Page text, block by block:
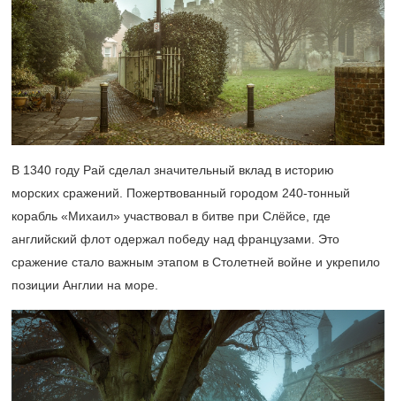
В 1340 году Рай сделал значительный вклад в историю
морских сражений. Пожертвованный городом 240-тонный
корабль «Михаил» участвовал в битве при Слёйсе, где
английский флот одержал победу над французами. Это
сражение стало важным этапом в Столетней войне и укрепило
позиции Англии на море.